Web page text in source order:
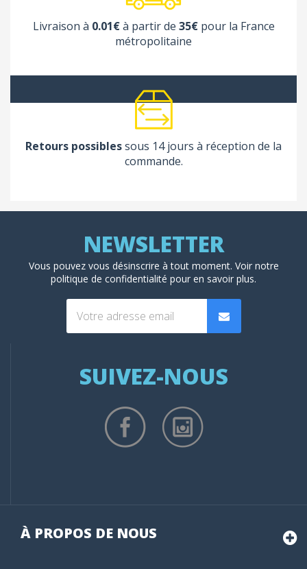
Livraison à 0.01€à partir de 35€pour la France
métropolitaine
Retours possiblessous 14 jours à réception de la
commande.
Vous pouvez vous désinscrire à tout moment. Voir notre
politique de confidentialité pour en savoir plus.
SUIVEZ-NOUS
À PROPOS DE NOUS